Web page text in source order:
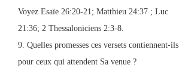
Voyez Esaïe 26:20-21; Matthieu 24:37 ; Luc
21:36; 2 Thessaloniciens 2:3-8.
9. Quelles promesses ces versets contiennent-ils
pour ceux qui attendent Sa venue ?